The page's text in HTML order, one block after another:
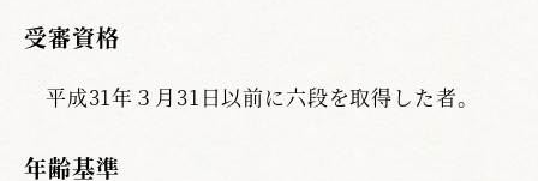
受審資格
平成31年３月31日以前に六段を取得した者。
年齢基準